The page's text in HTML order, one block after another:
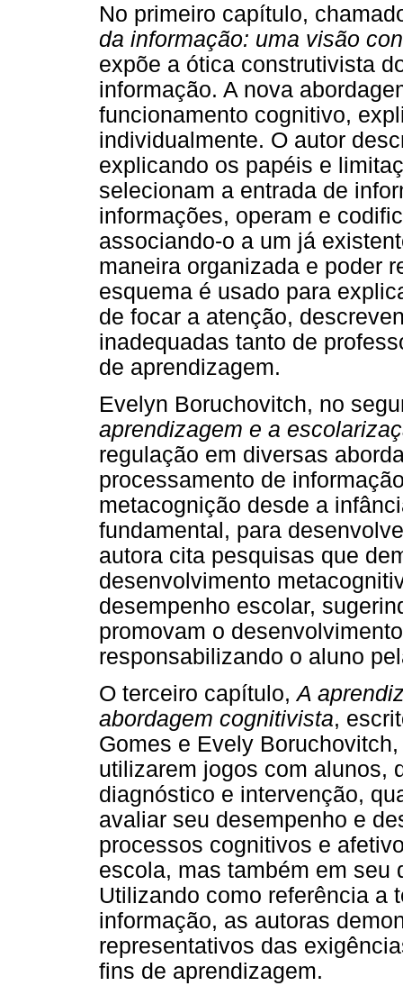
No primeiro capítulo,
da informação: uma visão
expõe a ótica construtivista
informação. A nova
funcionamento cognitivo,
individualmente. O autor
explicando os papéis e
selecionam a entrada de
informações, operam e
associando-o a um já
maneira organizada e poder
esquema é usado para
de focar a atenção,
inadequadas tanto de
de aprendizagem.
Evelyn Boruchovitch, no
aprendizagem e a
regulação em diversas
processamento de
metacognição desde a
fundamental, para
autora cita pesquisas que
desenvolvimento
desempenho escolar,
promovam o
responsabilizando o aluno
O terceiro capítulo,A
abordagem cognitivista,
Gomes e Evely
utilizarem jogos com alunos,
diagnóstico e intervenção,
avaliar seu desempenho e
processos cognitivos e
escola, mas também em seu
Utilizando como referência a
informação, as autoras
representativos das
fins de aprendizagem.